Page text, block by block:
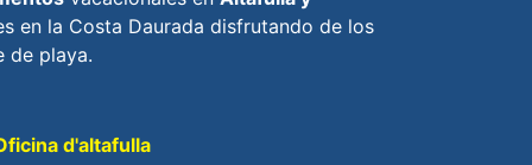
en la Costa Daurada disfrutando de los
de playa.
d'altafulla